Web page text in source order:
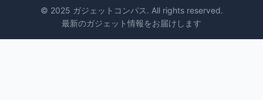
© 2025 ガジェットコンパス. All rights reserved.
最新のガジェット情報をお届けします